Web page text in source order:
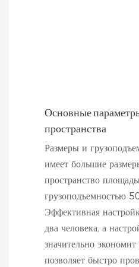
Основные
пространства
Размеры и
имеет большие
пространство
грузоподъемностью
Эффективная
два человека, а
значительно
позволяет быстро